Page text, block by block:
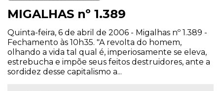
MIGALHAS nº 1.389
Quinta-feira, 6 de abril de 2006 - Migalhas nº 1.389 -
Fechamento às 10h35. "A revolta do homem,
olhando a vida tal qual é, imperiosamente se eleva,
estrebucha e impõe seus feitos destruidores, ante a
sordidez desse capitalismo a...